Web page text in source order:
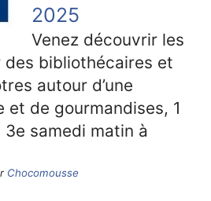
2025
Venez découvrir les
bibliothécaires et
autour d’une
et de gourmandises, 1
samedi matin à
Chocomousse